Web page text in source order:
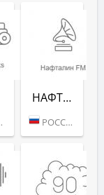
НАФТАЛИН FM (РАДИО РЕКОРД)
РОССИЯ (МОСКВА)